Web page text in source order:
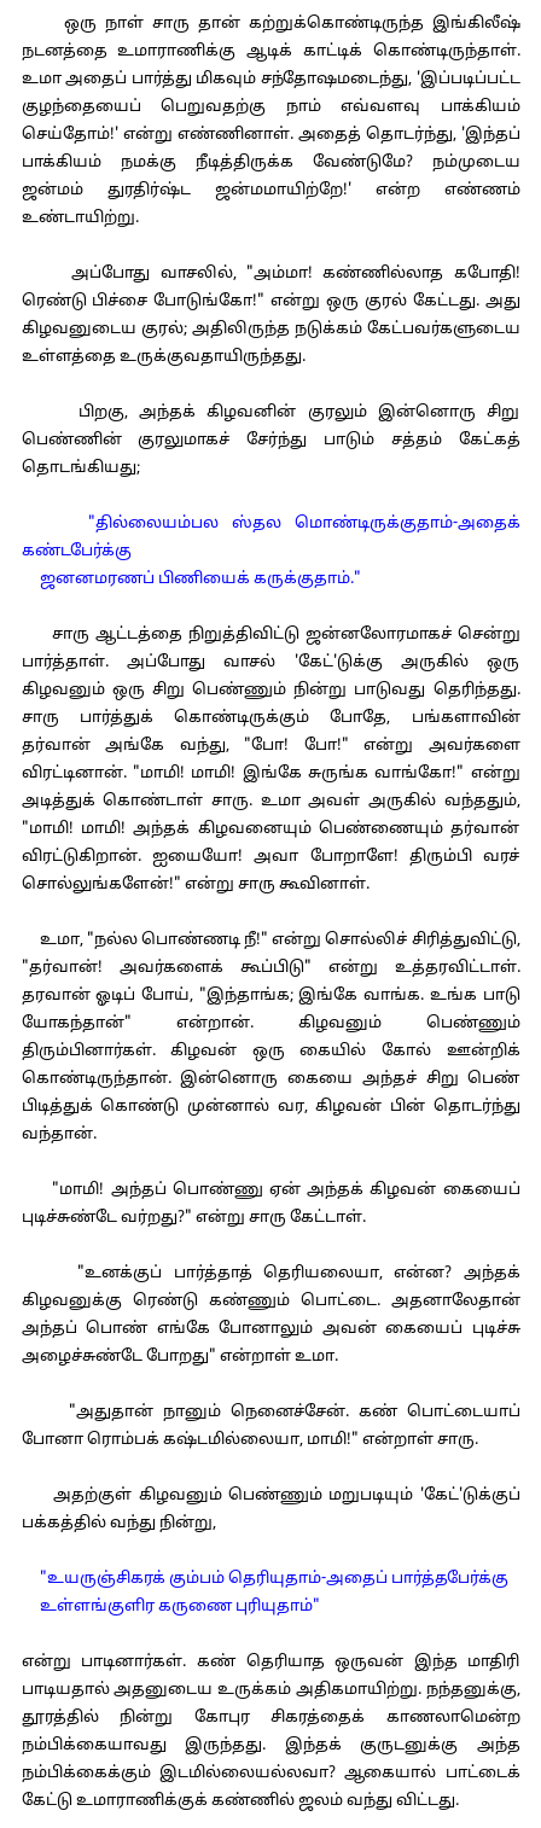
ஒரு நாள் சாரு தான் கற்றுக்கொண்டிருந்த இங்கிலீஷ்
நடனத்தை உமாராணிக்கு ஆடிக் காட்டிக் கொண்டிருந்தாள்.
உமா அதைப் பார்த்து மிகவும் சந்தோஷமடைந்து, 'இப்படிப்பட்ட
குழந்தையைப் பெறுவதற்கு நாம் எவ்வளவு பாக்கியம்
செய்தோம்!' என்று எண்ணினாள். அதைத் தொடர்ந்து, 'இந்தப்
பாக்கியம் நமக்கு நீடித்திருக்க வேண்டுமே? நம்முடைய
ஜன்மம் துரதிர்ஷ்ட ஜன்மமாயிற்றே!' என்ற எண்ணம்
உண்டாயிற்று.
அப்போது வாசலில், "அம்மா! கண்ணில்லாத கபோதி!
ரெண்டு பிச்சை போடுங்கோ!" என்று ஒரு குரல் கேட்டது. அது
கிழவனுடைய குரல்; அதிலிருந்த நடுக்கம் கேட்பவர்களுடைய
உள்ளத்தை உருக்குவதாயிருந்தது.
பிறகு, அந்தக் கிழவனின் குரலும் இன்னொரு சிறு
பெண்ணின் குரலுமாகச் சேர்ந்து பாடும் சத்தம் கேட்கத்
தொடங்கியது;
"தில்லையம்பல ஸ்தல மொண்டிருக்குதாம்-அதைக்
கண்டபேர்க்கு
ஜனனமரணப் பிணியைக் கருக்குதாம்."
சாரு ஆட்டத்தை நிறுத்திவிட்டு ஜன்னலோரமாகச் சென்று
பார்த்தாள். அப்போது வாசல் 'கேட்'டுக்கு அருகில் ஒரு
கிழவனும் ஒரு சிறு பெண்ணும் நின்று பாடுவது தெரிந்தது.
சாரு பார்த்துக் கொண்டிருக்கும் போதே, பங்களாவின்
தர்வான் அங்கே வந்து, "போ! போ!" என்று அவர்களை
விரட்டினான். "மாமி! மாமி! இங்கே சுருங்க வாங்கோ!" என்று
அடித்துக் கொண்டாள் சாரு. உமா அவள் அருகில் வந்ததும்,
"மாமி! மாமி! அந்தக் கிழவனையும் பெண்ணையும் தர்வான்
விரட்டுகிறான். ஐயையோ! அவா போறாளே! திரும்பி வரச்
சொல்லுங்களேன்!" என்று சாரு கூவினாள்.
உமா, "நல்ல பொண்ணடி நீ!" என்று சொல்லிச் சிரித்துவிட்டு,
"தர்வான்! அவர்களைக் கூப்பிடு" என்று உத்தரவிட்டாள்.
தரவான் ஓடிப் போய், "இந்தாங்க; இங்கே வாங்க. உங்க பாடு
யோகந்தான்" என்றான். கிழவனும் பெண்ணும்
திரும்பினார்கள். கிழவன் ஒரு கையில் கோல் ஊன்றிக்
கொண்டிருந்தான். இன்னொரு கையை அந்தச் சிறு பெண்
பிடித்துக் கொண்டு முன்னால் வர, கிழவன் பின் தொடர்ந்து
வந்தான்.
"மாமி! அந்தப் பொண்ணு ஏன் அந்தக் கிழவன் கையைப்
புடிச்சுண்டே வர்றது?" என்று சாரு கேட்டாள்.
"உனக்குப் பார்த்தாத் தெரியலையா, என்ன? அந்தக்
கிழவனுக்கு ரெண்டு கண்ணும் பொட்டை. அதனாலேதான்
அந்தப் பொண் எங்கே போனாலும் அவன் கையைப் புடிச்சு
அழைச்சுண்டே போறது" என்றாள் உமா.
"அதுதான் நானும் நெனைச்சேன். கண் பொட்டையாப்
போனா ரொம்பக் கஷ்டமில்லையா, மாமி!" என்றாள் சாரு.
அதற்குள் கிழவனும் பெண்ணும் மறுபடியும் 'கேட்'டுக்குப்
பக்கத்தில் வந்து நின்று,
"உயருஞ்சிகரக் கும்பம் தெரியுதாம்-அதைப் பார்த்தபேர்க்கு
உள்ளங்குளிர கருணை புரியுதாம்"
என்று பாடினார்கள். கண் தெரியாத ஒருவன் இந்த மாதிரி
பாடியதால் அதனுடைய உருக்கம் அதிகமாயிற்று. நந்தனுக்கு,
தூரத்தில் நின்று கோபுர சிகரத்தைக் காணலாமென்ற
நம்பிக்கையாவது இருந்தது. இந்தக் குருடனுக்கு அந்த
நம்பிக்கைக்கும் இடமில்லையல்லவா? ஆகையால் பாட்டைக்
கேட்டு உமாராணிக்குக் கண்ணில் ஜலம் வந்து விட்டது.